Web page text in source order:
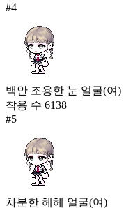
#4
백안 조용한 눈 얼굴(여)
착용 수 6138
#5
차분한 헤헤 얼굴(여)